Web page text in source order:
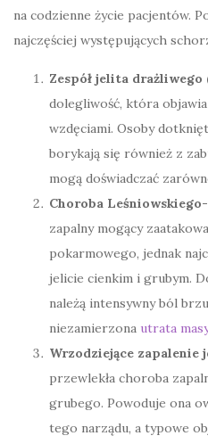
na codzienne życie pacjentów.
najczęściej występujących
Zespół jelita drażliwego
dolegliwość, która
wzdęciami. Osoby
borykają się również z
mogą doświadczać
Choroba
zapalny mogący
pokarmowego, jednak
jelicie cienkim i grubym.
należą intensywny ból
niezamierzona utrata
Wrzodziejące zapalenie
przewlekła choroba
grubego. Powoduje ona
tego narządu, a typowe